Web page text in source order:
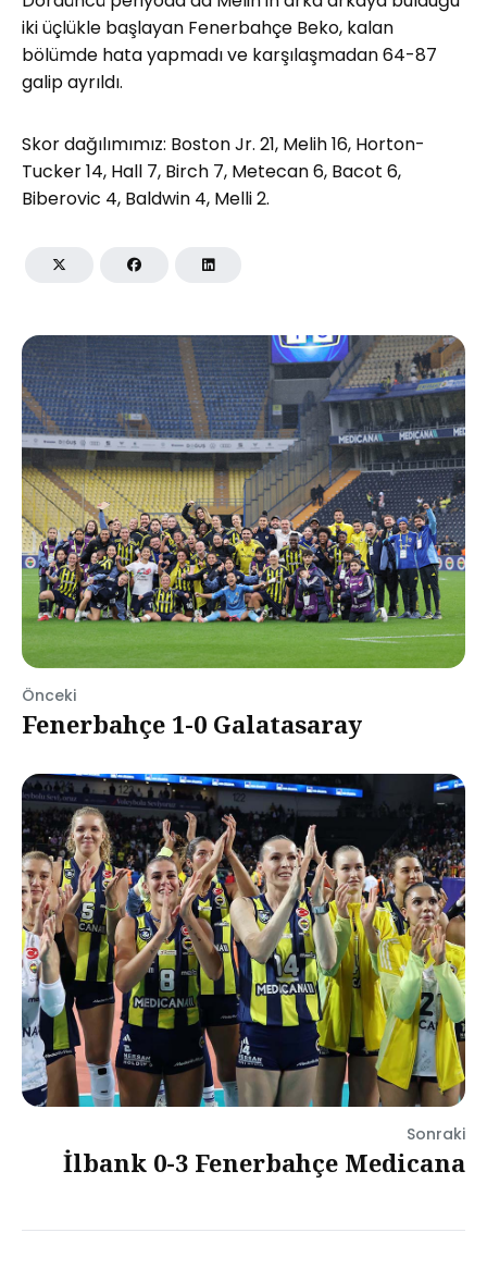
iki üçlükle başlayan Fenerbahçe Beko, kalan
bölümde hata yapmadı ve karşılaşmadan 64-87
galip ayrıldı.
Skor dağılımımız: Boston Jr. 21, Melih 16, Horton-
Tucker 14, Hall 7, Birch 7, Metecan 6, Bacot 6,
Biberovic 4, Baldwin 4, Melli 2.
Önceki
Fenerbahçe 1-0 Galatasaray
Sonraki
İlbank 0-3 Fenerbahçe Medicana